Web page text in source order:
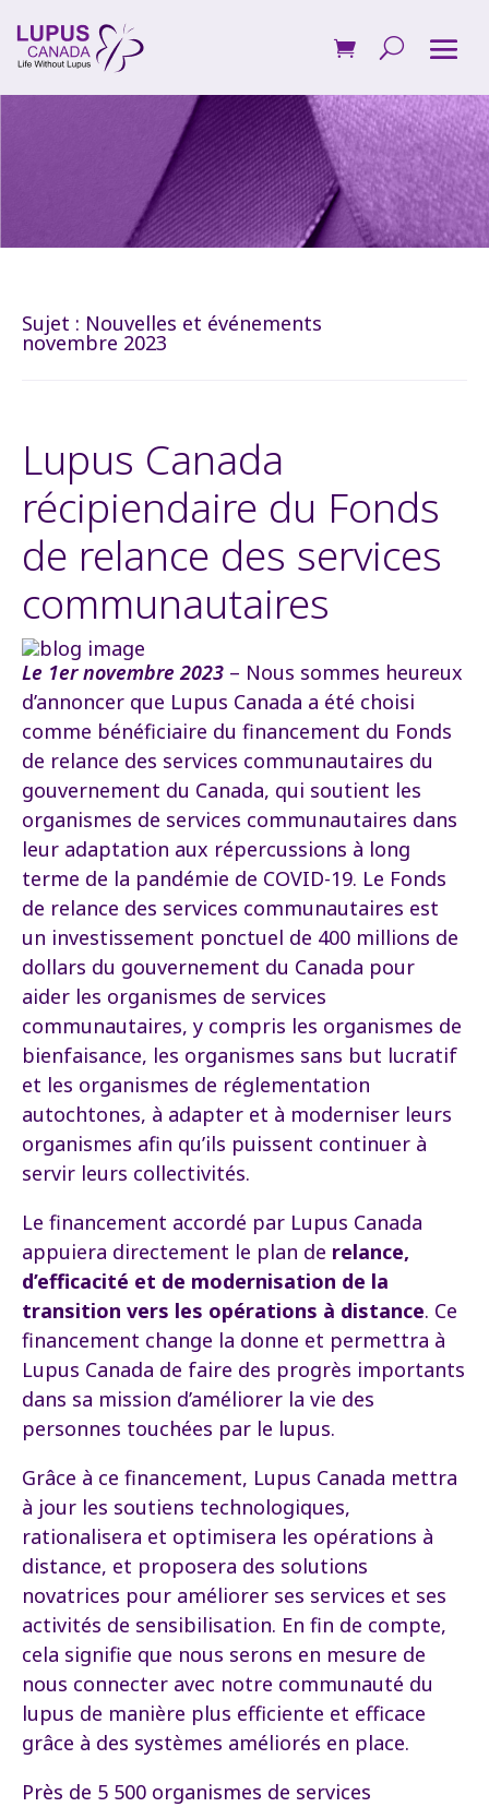
Sujet : Nouvelles et événements
novembre 2023
Lupus Canada
récipiendaire du Fonds
de relance des services
communautaires
Le 1er novembre 2023 – Nous sommes heureux
d’annoncer que Lupus Canada a été choisi
comme bénéficiaire du financement du Fonds
de relance des services communautaires du
gouvernement du Canada, qui soutient les
organismes de services communautaires dans
leur adaptation aux répercussions à long
terme de la pandémie de COVID-19. Le Fonds
de relance des services communautaires est
un investissement ponctuel de 400 millions de
dollars du gouvernement du Canada pour
aider les organismes de services
communautaires, y compris les organismes de
bienfaisance, les organismes sans but lucratif
et les organismes de réglementation
autochtones, à adapter et à moderniser leurs
organismes afin qu’ils puissent continuer à
servir leurs collectivités.
Le financement accordé par Lupus Canada
appuiera directement le plan de relance,
d’efficacité et de modernisation de la
transition vers les opérations à distance. Ce
financement change la donne et permettra à
Lupus Canada de faire des progrès importants
dans sa mission d’améliorer la vie des
personnes touchées par le lupus.
Grâce à ce financement, Lupus Canada mettra
à jour les soutiens technologiques,
rationalisera et optimisera les opérations à
distance, et proposera des solutions
novatrices pour améliorer ses services et ses
activités de sensibilisation. En fin de compte,
cela signifie que nous serons en mesure de
nous connecter avec notre communauté du
lupus de manière plus efficiente et efficace
grâce à des systèmes améliorés en place.
Près de 5 500 organismes de services